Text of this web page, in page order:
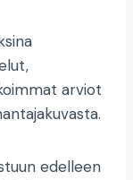
arviot
edelleen